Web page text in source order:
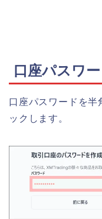
口座パスワ
口座パスワードを半
ックします。